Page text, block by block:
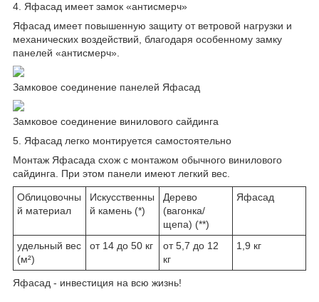
4. Яфасад имеет замок «антисмерч»
Яфасад имеет повышенную защиту от ветровой нагрузки и
механических воздействий, благодаря особенному замку
панелей «антисмерч».
Замковое соединение панелей Яфасад
Замковое соединение винилового сайдинга
5. Яфасад легко монтируется самостоятельно
Монтаж Яфасада схож с монтажом обычного винилового
сайдинга. При этом панели имеют легкий вес.
Облицовочны
й материал
Искусственны
й камень (*)
Дерево
(вагонка/
щепа) (**)
Яфасад
удельный вес
(м²)
от 14 до 50 кг
от 5,7 до 12
кг
1,9 кг
Яфасад - инвестиция на всю жизнь!